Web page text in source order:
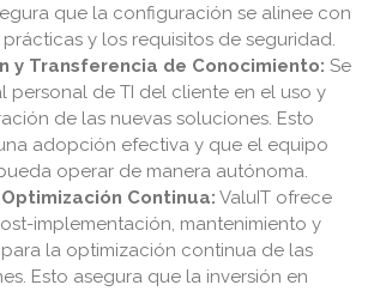
que la configuración se alinee con
prácticas y los requisitos de seguridad.
y Transferencia de Conocimiento: Se
personal de TI del cliente en el uso y
de las nuevas soluciones. Esto
adopción efectiva y que el equipo
operar de manera autónoma.
Continua: ValuIT ofrece
implementación, mantenimiento y
para la optimización continua de las
Esto asegura que la inversión en